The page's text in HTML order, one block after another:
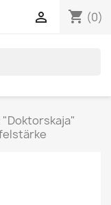
shopping_cart (0)
